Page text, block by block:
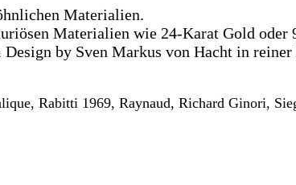
Materialien.
Materialien wie 24-Karat Gold oder
by Sven Markus von Hacht in
Rabitti 1969, Raynaud, Richard Ginori,